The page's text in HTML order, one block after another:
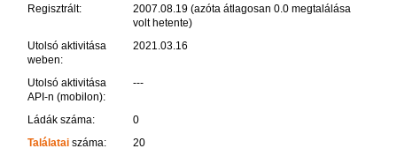
Regisztrált:
2007.08.19 (azóta átlagosan 0.0 megtalálása
volt hetente)
Utolsó aktivitása
weben:
2021.03.16
Utolsó aktivitása
API-n (mobilon):
---
Ládák száma:
0
Találataiszáma:
20